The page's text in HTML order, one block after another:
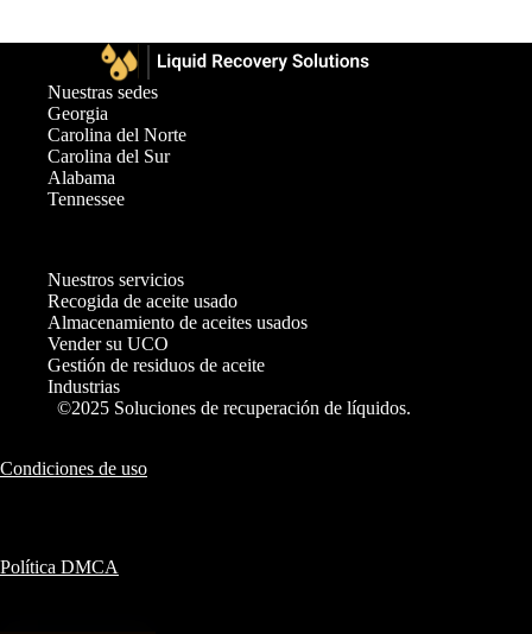
Nuestras sedes
Georgia
Carolina del Norte
Carolina del Sur
Alabama
Tennessee
Nuestros servicios
Recogida de aceite usado
Almacenamiento de aceites usados
Vender su UCO
Gestión de residuos de aceite
Industrias
©2025 Soluciones de recuperación de líquidos.
Condiciones de uso
Política DMCA